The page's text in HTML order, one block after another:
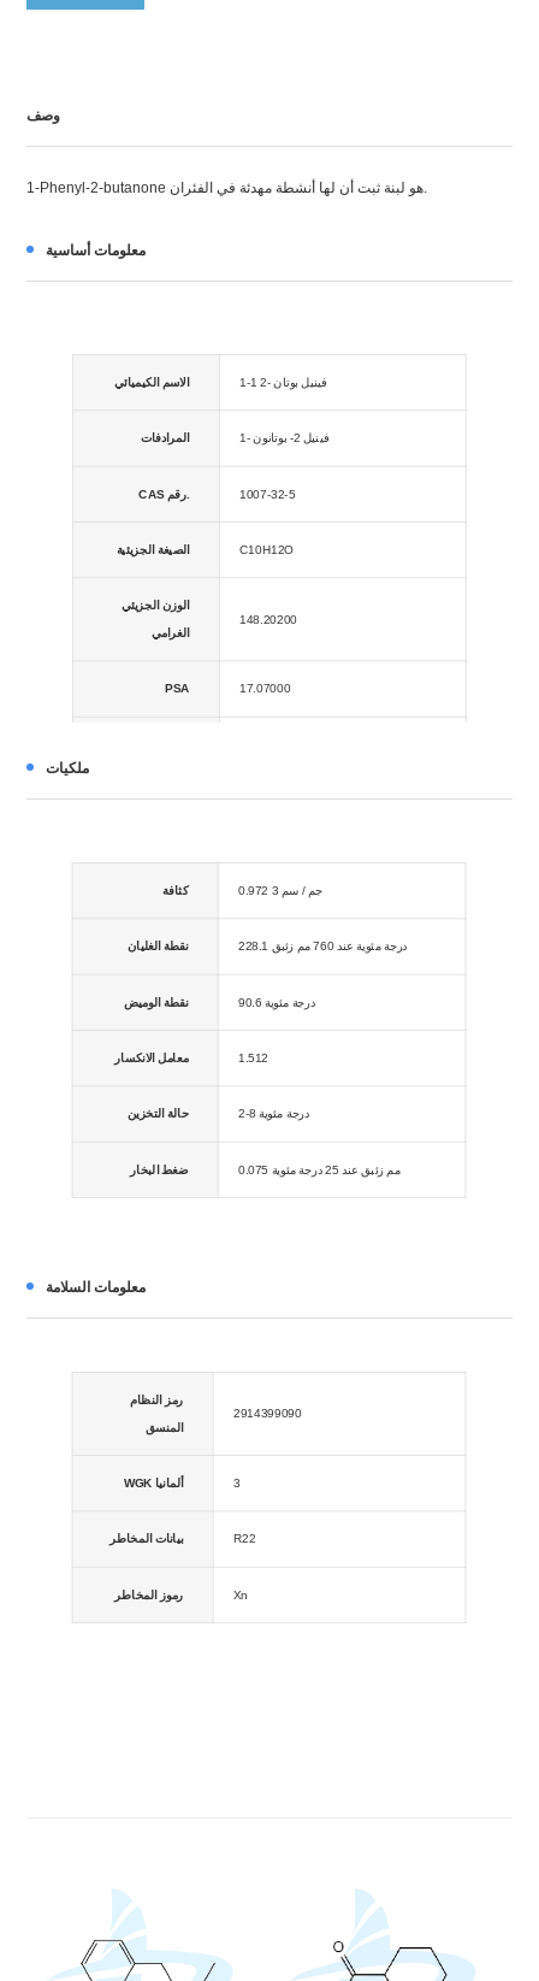
وصف
1-Phenyl-2-butanone هو لبنة ثبت أن لها أنشطة مهدئة في الفئران.
معلومات أساسية
الاسم الكيميائي 1-فينيل بوتان -2 1
المرادفات 1- فينيل 2- بوتانون
1007-32-5
الصيغة الجزيئية C10H12O
الوزن الجزيئي
الغرامي
148.20200
PSA 17.07000
ملكيات
كثافة 0.972 جم / سم 3
نقطة الغليان 228.1 درجة مئوية عند 760 مم زئبق
نقطة الوميض 90.6 درجة مئوية
معامل الانكسار 1.512
حالة التخزين 2-8 درجة مئوية
ضغط البخار 0.075 مم زئبق عند 25 درجة مئوية
معلومات السلامة
رمز النظام
المنسق
2914399090
WGK ألمانيا 3
بيانات المخاطر R22
رموز المخاطر Xn